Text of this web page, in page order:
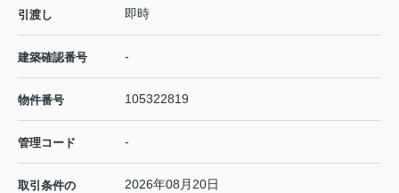
引渡し 即時
建築確認番号 -
物件番号 105322819
管理コード -
取引条件の
2026年08月20日